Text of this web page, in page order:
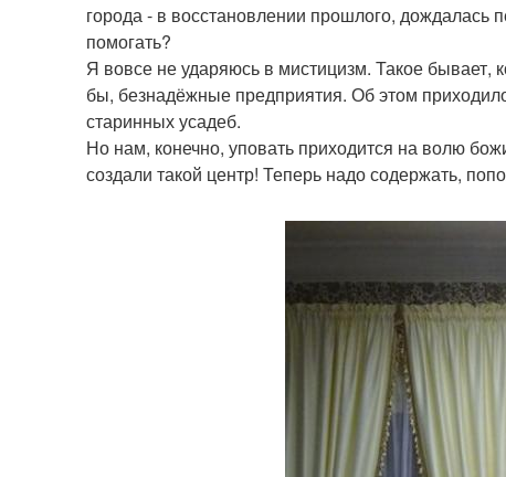
города - в восстановлении прошлого, дождалась
помогать?
Я вовсе не ударяюсь в мистицизм. Такое бывает,
бы, безнадёжные предприятия. Об этом
старинных усадеб.
Но нам, конечно, уповать приходится на волю
создали такой центр! Теперь надо содержать,